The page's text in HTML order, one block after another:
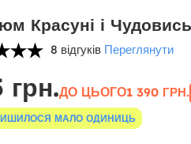
Красуні і
8 відгуків Переглянути
грн.ДО ЦЬОГО1 390 ГРН.
МАЛО ОДИНИЦЬ